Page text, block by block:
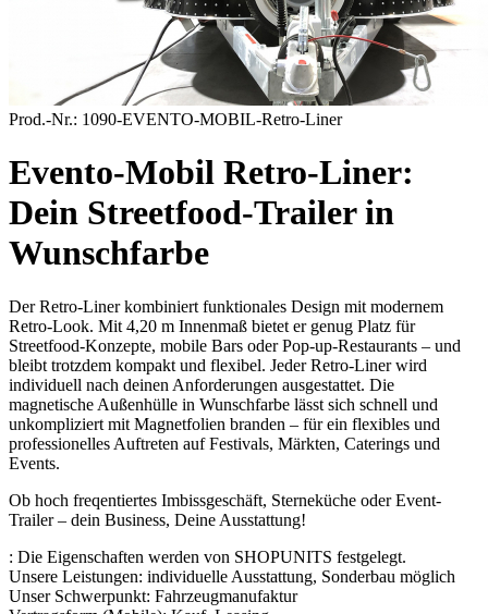
Prod.-Nr.: 1090-EVENTO-MOBIL-Retro-Liner
Evento-Mobil Retro-Liner:
Dein Streetfood-Trailer in
Wunschfarbe
Der Retro-Liner kombiniert funktionales Design mit modernem
Retro-Look. Mit 4,20 m Innenmaß bietet er genug Platz für
Streetfood-Konzepte, mobile Bars oder Pop-up-Restaurants – und
bleibt trotzdem kompakt und flexibel. Jeder Retro-Liner wird
individuell nach deinen Anforderungen ausgestattet. Die
magnetische Außenhülle in Wunschfarbe lässt sich schnell und
unkompliziert mit Magnetfolien branden – für ein flexibles und
professionelles Auftreten auf Festivals, Märkten, Caterings und
Events.
Ob hoch freqentiertes Imbissgeschäft, Sterneküche oder Event-
Trailer – dein Business, Deine Ausstattung!
: Die Eigenschaften werden von SHOPUNITS festgelegt.
Unsere Leistungen: individuelle Ausstattung, Sonderbau möglich
Unser Schwerpunkt: Fahrzeugmanufaktur